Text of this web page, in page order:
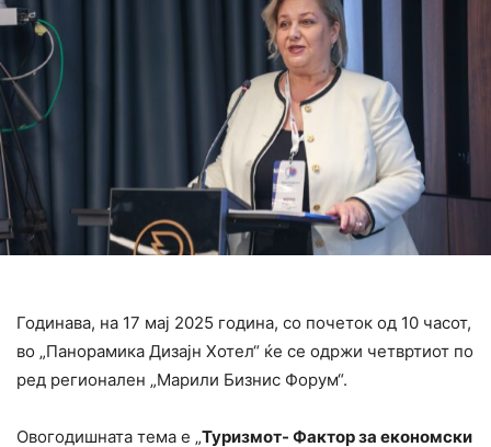
Годинава, на 17 мај 2025 година, со почеток од 10 часот,
во „Панорамика Дизајн Хотел“ ќе се одржи четвртиот по
ред регионален „Марили Бизнис Форум“.
Овогодишната тема е „Туризмот- Фактор за економски